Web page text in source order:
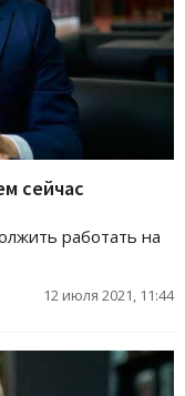
сейчас
работать на
12 июля 2021, 11:44